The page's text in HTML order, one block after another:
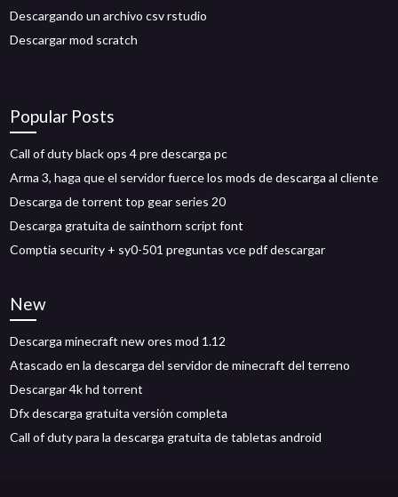
Descargando un archivo csv rstudio
Descargar mod scratch
Popular Posts
Call of duty black ops 4 pre descarga pc
Arma 3, haga que el servidor fuerce los mods de descarga al cliente
Descarga de torrent top gear series 20
Descarga gratuita de sainthorn script font
Comptia security + sy0-501 preguntas vce pdf descargar
New
Descarga minecraft new ores mod 1.12
Atascado en la descarga del servidor de minecraft del terreno
Descargar 4k hd torrent
Dfx descarga gratuita versión completa
Call of duty para la descarga gratuita de tabletas android